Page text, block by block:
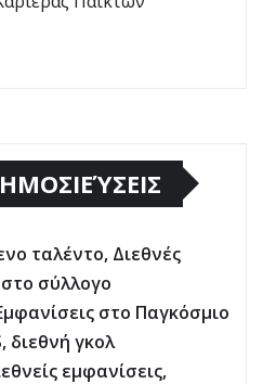
ταλέντο, Διεθνές
σύλλογο
στο Παγκόσμιο
διεθνή γκολ
εμφανίσεις,